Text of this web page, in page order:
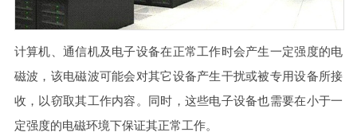
计算机、通信机及电子设备在正常工作时会产生一定强度的电
磁波，该电磁波可能会对其它设备产生干扰或被专用设备所接
收，以窃取其工作内容。同时，这些电子设备也需要在小于一
定强度的电磁环境下保证其正常工作。